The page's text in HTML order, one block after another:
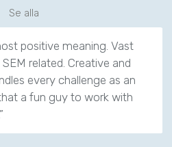
Se alla
positive meaning. Vast
related. Creative and
every challenge as an
a fun guy to work with